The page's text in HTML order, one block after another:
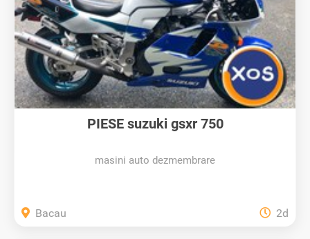
PIESE suzuki gsxr 750
masini auto dezmembrare
Bacau 2d